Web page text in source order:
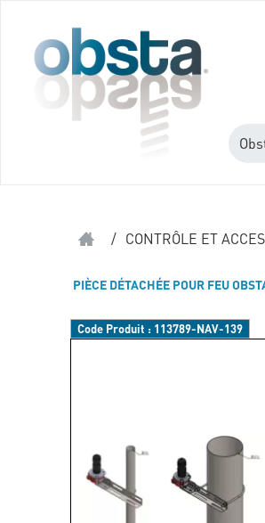
/ CONTRÔLE ET
PIÈCE DÉTACHÉE POUR FEU
Code Produit : 113789-NAV-139